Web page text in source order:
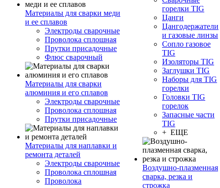
Материалы для сварки меди
и ее сплавов
Электроды сварочные
Проволока сплошная
Прутки присадочные
Флюс сварочный
Материалы для сварки
алюминия и его сплавов
Электроды сварочные
Проволока сплошная
Прутки присадочные
Материалы для наплавки и
ремонта деталей
Электроды сварочные
Проволока сплошная
Проволока
горелки TIG
Цанги
Цангодержатели
и газовые линзы
Сопло газовое
TIG
Изоляторы TIG
Заглушки TIG
Наборы для TIG
горелки
Головки TIG
горелок
Запасные части
TIG
+ ЕЩЕ
Воздушно-плазменная
сварка, резка и
строжка